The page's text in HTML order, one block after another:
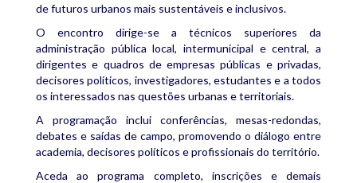
de futuros urbanos mais sustentáveis e inclusivos.
O encontro dirige-se a técnicos superiores da
administração pública local, intermunicipal e central, a
dirigentes e quadros de empresas públicas e privadas,
decisores políticos, investigadores, estudantes e a todos
os interessados nas questões urbanas e territoriais.
A programação inclui conferências, mesas-redondas,
debates e saídas de campo, promovendo o diálogo entre
academia, decisores políticos e profissionais do território.
Aceda ao programa completo, inscrições e demais